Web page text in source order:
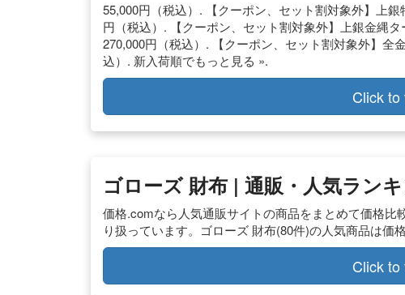
55,000円（税込）. 【クーポン、セット割対象外】上
円（税込）. 【クーポン、セット割対象外】上銀金縄
270,000円（税込）. 【クーポン、セット割対象外】全
込）. 新入荷順でもっと見る ».
Click to
ゴローズ 財布 | 通販・人気ラン
価格.comなら人気通販サイトの商品をまとめて価格
り扱っています。ゴローズ 財布(80件)の人気商品は価
Click to